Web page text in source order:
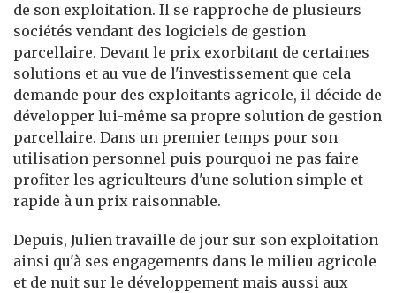
de son exploitation. Il se rapproche de plusieurs
sociétés vendant des logiciels de gestion
parcellaire. Devant le prix exorbitant de certaines
solutions et au vue de l'investissement que cela
demande pour des exploitants agricole, il décide de
développer lui-même sa propre solution de gestion
parcellaire. Dans un premier temps pour son
utilisation personnel puis pourquoi ne pas faire
profiter les agriculteurs d'une solution simple et
rapide à un prix raisonnable.
Depuis, Julien travaille de jour sur son exploitation
ainsi qu'à ses engagements dans le milieu agricole
et de nuit sur le développement mais aussi aux